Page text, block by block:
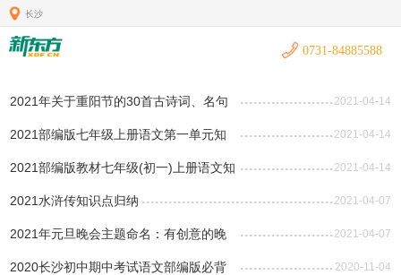
长沙
0731-84885588
2021年关于重阳节的30首古诗词、名句
汇总
2021-04-14
2021部编版七年级上册语文第一单元知
识重点总结
2021-04-14
2021部编版教材七年级(初一)上册语文知
识点梳理与总结
2021-04-14
2021水浒传知识点归纳 2021-04-07
2021年元旦晚会主题命名：有创意的晚
会主题名
2021-04-07
2020长沙初中期中考试语文部编版必背 2020-11-04